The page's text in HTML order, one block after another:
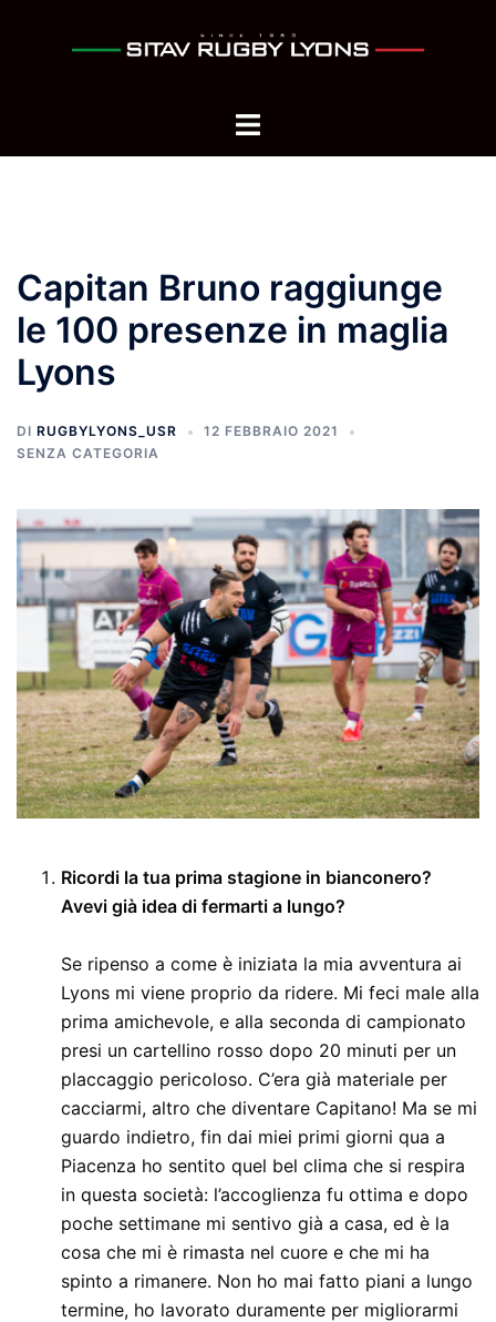
Mostra/Nascondi
Capitan Bruno raggiunge
le 100 presenze in maglia
Lyons
DI RUGBYLYONS_USR
12 FEBBRAIO 2021
SENZA CATEGORIA
Ricordi la tua prima stagione in bianconero?
Avevi già idea di fermarti a lungo?
Se ripenso a come è iniziata la mia avventura ai
Lyons mi viene proprio da ridere. Mi feci male alla
prima amichevole, e alla seconda di campionato
presi un cartellino rosso dopo 20 minuti per un
placcaggio pericoloso. C’era già materiale per
cacciarmi, altro che diventare Capitano! Ma se mi
guardo indietro, fin dai miei primi giorni qua a
Piacenza ho sentito quel bel clima che si respira
in questa società: l’accoglienza fu ottima e dopo
poche settimane mi sentivo già a casa, ed è la
cosa che mi è rimasta nel cuore e che mi ha
spinto a rimanere. Non ho mai fatto piani a lungo
termine, ho lavorato duramente per migliorarmi